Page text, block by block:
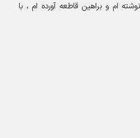
ام و براهین قاطعه آورده ام ، با